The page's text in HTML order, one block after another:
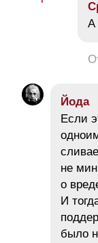
А
Йода
Если
не
о
И
было